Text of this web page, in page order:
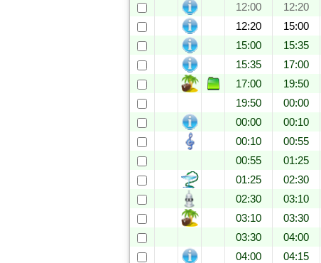
12:00
12:20
12:20
15:00
15:00
15:35
15:35
17:00
17:00
19:50
19:50
00:00
00:00
00:10
00:10
00:55
00:55
01:25
01:25
02:30
02:30
03:10
03:10
03:30
03:30
04:00
04:00
04:15